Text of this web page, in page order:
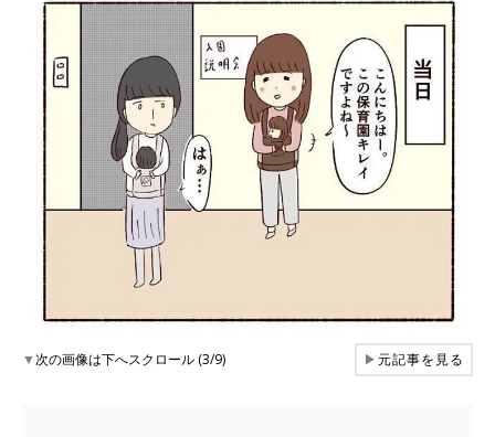
▼次の画像は下へスクロール (3/9) ▶元記事を見る